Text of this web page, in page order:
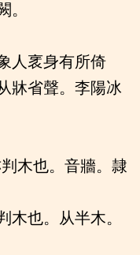
。
人衺身有所倚
牀省聲。李陽冰
木也。音牆。隷
木也。从半木。